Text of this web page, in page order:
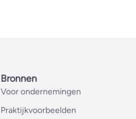
Bronnen
Voor ondernemingen
Praktijkvoorbeelden